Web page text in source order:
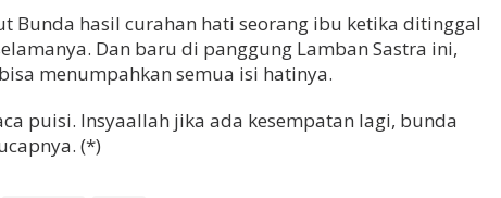
Bunda hasil curahan hati seorang ibu ketika ditinggal
Dan baru di panggung Lamban Sastra ini,
menumpahkan semua isi hatinya.
puisi. Insyaallah jika ada kesempatan lagi, bunda
(*)